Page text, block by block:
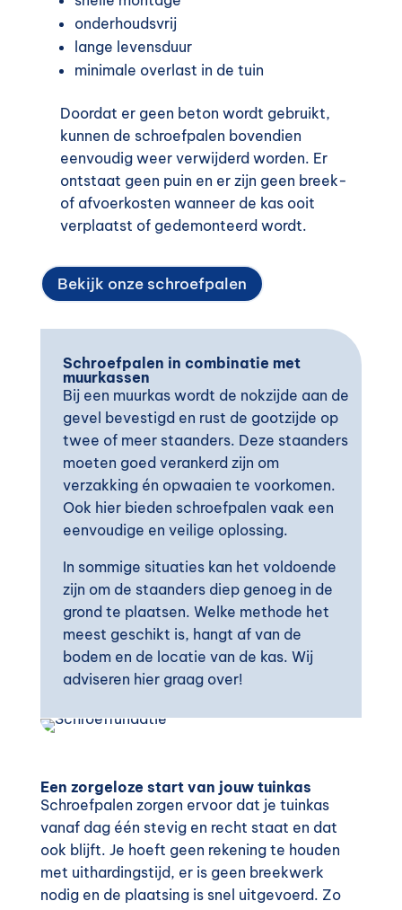
onderhoudsvrij
lange levensduur
minimale overlast in de tuin
Doordat er geen beton wordt gebruikt,
kunnen de schroefpalen bovendien
eenvoudig weer verwijderd worden. Er
ontstaat geen puin en er zijn geen breek-
of afvoerkosten wanneer de kas ooit
verplaatst of gedemonteerd wordt.
Bekijk onze schroefpalen
Schroefpalen in combinatie met
muurkassen
Bij een muurkas wordt de nokzijde aan de
gevel bevestigd en rust de gootzijde op
twee of meer staanders. Deze staanders
moeten goed verankerd zijn om
verzakking én opwaaien te voorkomen.
Ook hier bieden schroefpalen vaak een
eenvoudige en veilige oplossing.
In sommige situaties kan het voldoende
zijn om de staanders diep genoeg in de
grond te plaatsen. Welke methode het
meest geschikt is, hangt af van de
bodem en de locatie van de kas. Wij
adviseren hier graag over!
Een zorgeloze start van jouw tuinkas
Schroefpalen zorgen ervoor dat je tuinkas
vanaf dag één stevig en recht staat en dat
ook blijft. Je hoeft geen rekening te houden
met uithardingstijd, er is geen breekwerk
nodig en de plaatsing is snel uitgevoerd. Zo